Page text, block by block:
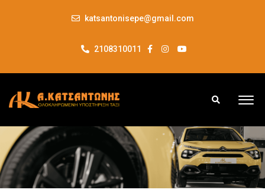
katsantonisepe@gmail.com
2108310011